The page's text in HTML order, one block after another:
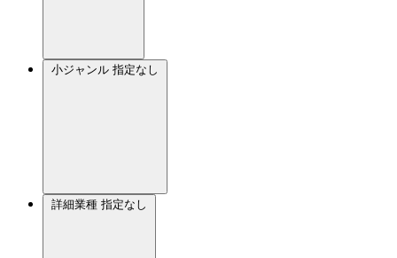
小ジャンル 指定なし
詳細業種 指定なし